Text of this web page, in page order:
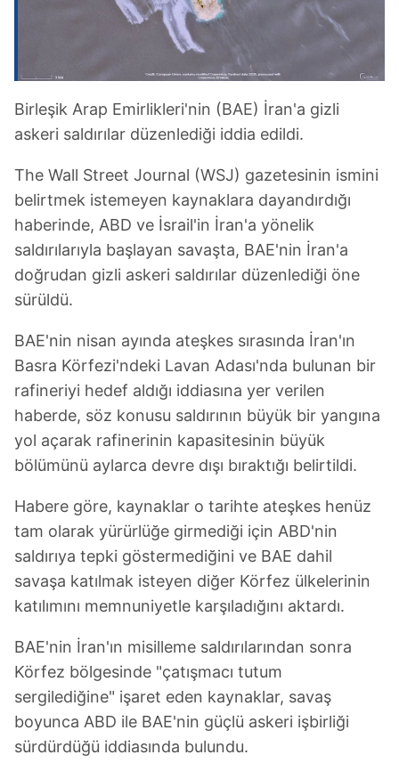
Birleşik Arap Emirlikleri'nin (BAE) İran'a gizli
askeri saldırılar düzenlediği iddia edildi.
The Wall Street Journal (WSJ) gazetesinin ismini
belirtmek istemeyen kaynaklara dayandırdığı
haberinde, ABD ve İsrail'in İran'a yönelik
saldırılarıyla başlayan savaşta, BAE'nin İran'a
doğrudan gizli askeri saldırılar düzenlediği öne
sürüldü.
BAE'nin nisan ayında ateşkes sırasında İran'ın
Basra Körfezi'ndeki Lavan Adası'nda bulunan bir
rafineriyi hedef aldığı iddiasına yer verilen
haberde, söz konusu saldırının büyük bir yangına
yol açarak rafinerinin kapasitesinin büyük
bölümünü aylarca devre dışı bıraktığı belirtildi.
Habere göre, kaynaklar o tarihte ateşkes henüz
tam olarak yürürlüğe girmediği için ABD'nin
saldırıya tepki göstermediğini ve BAE dahil
savaşa katılmak isteyen diğer Körfez ülkelerinin
katılımını memnuniyetle karşıladığını aktardı.
BAE'nin İran'ın misilleme saldırılarından sonra
Körfez bölgesinde "çatışmacı tutum
sergilediğine" işaret eden kaynaklar, savaş
boyunca ABD ile BAE'nin güçlü askeri işbirliği
sürdürdüğü iddiasında bulundu.